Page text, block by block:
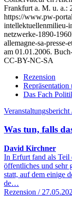
Frankfurt a. M. u. a.:
https://www.pw-
intellektuellenmilieu-
netzwerke-1890-
allemagne-sa-
am 01.01.2006.
CC-BY-NC-SA
Rezension
Repräsentation
Das Fach
Was tun, falls
David Kirchner
In Erfurt fand als Teil
öffentliches und sehr
statt, auf dem einige
de…
Rezension /